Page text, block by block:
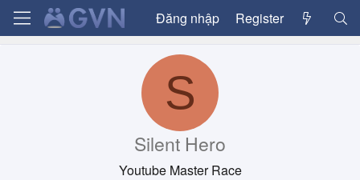
Đăng nhập Register
S
Silent Hero
Youtube Master Race